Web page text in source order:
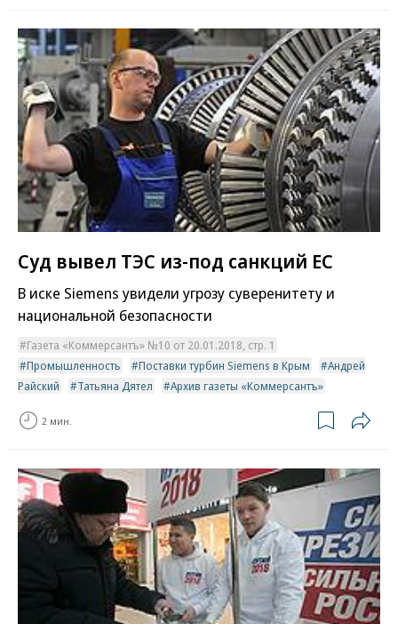
Суд вывел ТЭС из-под санкций ЕС
В иске Siemens увидели угрозу суверенитету и
национальной безопасности
Газета «Коммерсантъ» №10 от 20.01.2018, стр. 1
Промышленность
Поставки турбин Siemens в Крым
Андрей
Райский
Татьяна Дятел Архив газеты «Коммерсантъ»
2 мин.